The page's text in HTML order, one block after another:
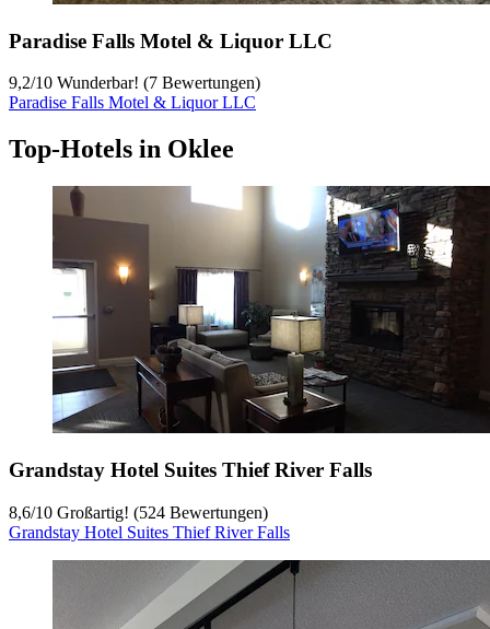
Paradise Falls Motel & Liquor LLC
9,2/10 Wunderbar! (7 Bewertungen)
Paradise Falls Motel & Liquor LLC
Top-Hotels in Oklee
Grandstay Hotel Suites Thief River Falls
8,6/10 Großartig! (524 Bewertungen)
Grandstay Hotel Suites Thief River Falls